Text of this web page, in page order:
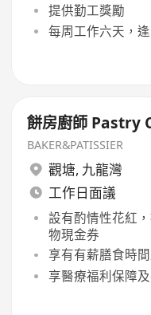
提供勤工獎勵
每周工作六天，
餅房廚師 Pastry
BAKER&PATISSIER
觀塘, 九龍灣
工作日面議
設有酌情性花紅
物現金券
享有有薪膳食時
享醫療福利保障